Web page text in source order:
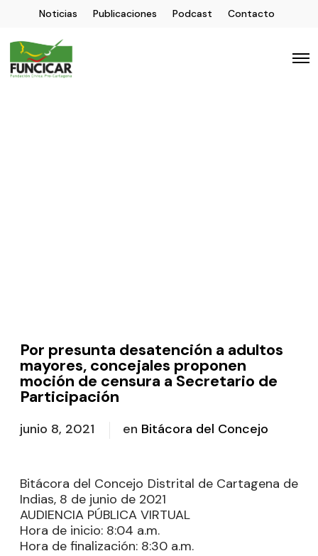
Noticias Publicaciones Podcast Contacto
Por presunta desatención a adultos
mayores, concejales proponen
moción de censura a Secretario de
Participación
junio 8, 2021 en Bitácora del Concejo
Bitácora del Concejo Distrital de Cartagena de
Indias, 8 de junio de 2021
AUDIENCIA PÚBLICA VIRTUAL
Hora de inicio: 8:04 a.m.
Hora de finalización: 8:30 a.m.